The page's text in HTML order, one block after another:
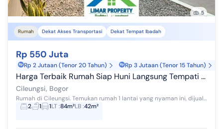
5
Rumah Dekat Akses Transportasi Dekat Tempat Ibadah
Rp 550 Juta
Rp 2 Jutaan (Tenor 20 Tahun) Rp 3 Jutaan (Tenor 15 Tahun)
Harga Terbaik Rumah Siap Huni Langsung Tempati Metland Cileungsi
Cileungsi, Bogor
Rumah di Cileungsi. Temukan rumah 1 lantai yang nyaman ini, dijual dengan pemandangan asri yang menambah nilai estetika di lingkungan hunian. Rum...
2
1 1LT:84m²LB:42m²